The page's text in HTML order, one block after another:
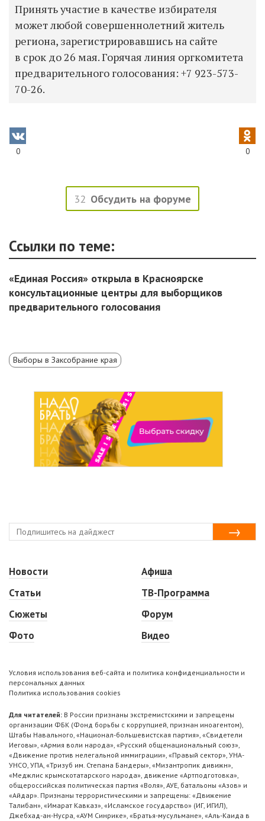
Принять участие в качестве избирателя
может любой совершеннолетний житель
региона, зарегистрировавшись на сайте
в срок до 26 мая. Горячая линия оргкомитета
предварительного голосования: +7 923-573-
70-26.
0 0
32 Обсудить на форуме
Ссылки по теме:
«Единая Россия» открыла в Красноярске
консультационные центры для выборщиков
предварительного голосования
Выборы в Заксобрание края
Новости
Статьи
Сюжеты
Фото
Афиша
ТВ-Программа
Форум
Видео
Условия использования веб-сайта и политика конфиденциальности и
персональных данных
Политика использования cookies
Для читателей: В России признаны экстремистскими и запрещены
организации ФБК (Фонд борьбы с коррупцией, признан иноагентом),
Штабы Навального, «Национал-большевистская партия», «Свидетели
Иеговы», «Армия воли народа», «Русский общенациональный союз»,
«Движение против нелегальной иммиграции», «Правый сектор», УНА-
УНСО, УПА, «Тризуб им. Степана Бандеры», «Мизантропик дивижн»,
«Меджлис крымскотатарского народа», движение «Артподготовка»,
общероссийская политическая партия «Воля», АУЕ, батальоны «Азов» и
«Айдар». Признаны террористическими и запрещены: «Движение
Талибан», «Имарат Кавказ», «Исламское государство» (ИГ, ИГИЛ),
Джебхад-ан-Нусра, «АУМ Синрике», «Братья-мусульмане», «Аль-Каида в